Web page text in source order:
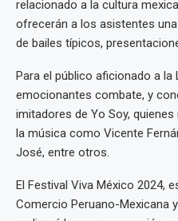
relacionado a la cultura
ofrecerán a los asistentes
de bailes típicos,
Para el público aficionado a
emocionantes combate, y
imitadores de Yo Soy,
la música como Vicente
José, entre otros.
El Festival Viva México 2024,
Comercio Peruano-Mexicana